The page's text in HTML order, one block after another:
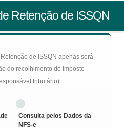
Retenção de ISSQN
de ISSQN apenas será
do recolhimento do imposto
tributário).
Consulta pelos Dados da
NFS-e